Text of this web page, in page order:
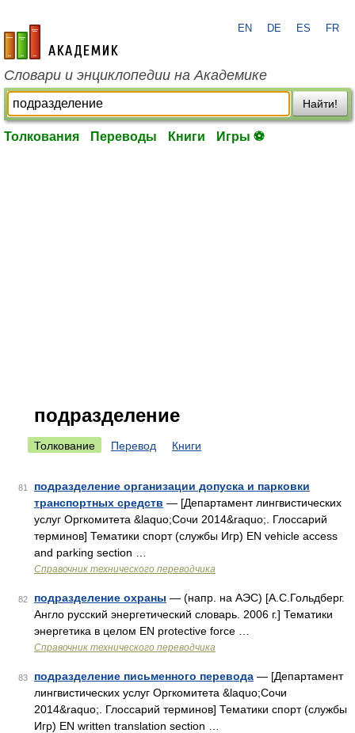
academic.ru
EN DE ES FR
Словари и энциклопедии на Академике
Найти!
Толкования Переводы Книги Игры ⚽
подразделение
Толкование Перевод Книги
81
подразделение организации допуска и парковки
транспортных средств — [Департамент лингвистических
услуг Оргкомитета &laquo;Сочи 2014&raquo;. Глоссарий
терминов] Тематики спорт (службы Игр) EN vehicle access
and parking section …
Справочник технического переводчика
82 подразделение охраны — (напр. на АЭС) [А.С.Гольдберг.
Англо русский энергетический словарь. 2006 г.] Тематики
энергетика в целом EN protective force …
Справочник технического переводчика
83 подразделение письменного перевода — [Департамент
лингвистических услуг Оргкомитета &laquo;Сочи
2014&raquo;. Глоссарий терминов] Тематики спорт (службы
Игр) EN written translation section …